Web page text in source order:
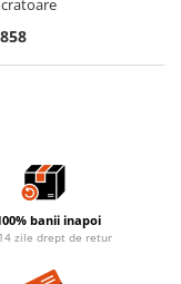
banii inapoi
zile drept de retur